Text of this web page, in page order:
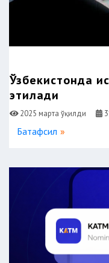
Ўзбекистонда
этилади
2025 марта ўқилди
Батафсил